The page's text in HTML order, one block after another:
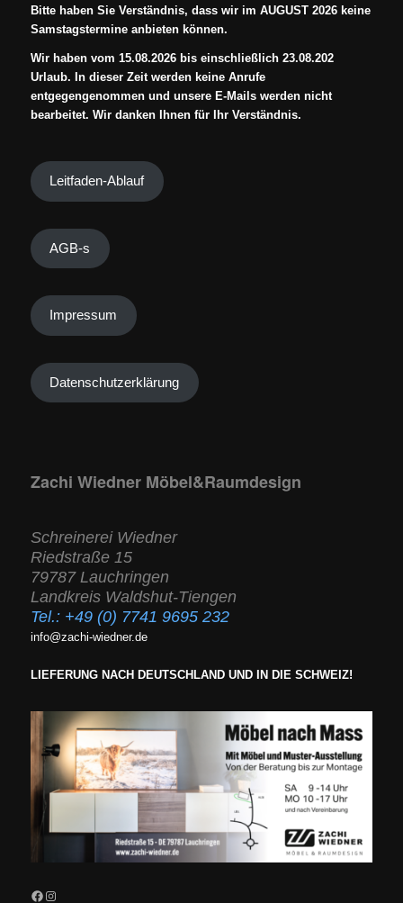
Bitte haben Sie Verständnis, dass wir im AUGUST 2026 keine
Samstagstermine anbieten können.
Wir haben vom 15.08.2026 bis einschließlich 23.08.202
Urlaub. In dieser Zeit werden keine Anrufe
entgegengenommen und unsere E-Mails werden nicht
bearbeitet. Wir danken Ihnen für Ihr Verständnis.
Leitfaden-Ablauf
AGB-s
Impressum
Datenschutzerklärung
Zachi Wiedner Möbel&Raumdesign
Schreinerei Wiedner
Riedstraße 15
79787 Lauchringen
Landkreis Waldshut-Tiengen
Tel.: +49 (0) 7741 9695 232
info@zachi-wiedner.de
LIEFERUNG NACH DEUTSCHLAND UND IN DIE SCHWEIZ!
Facebook
Instagram